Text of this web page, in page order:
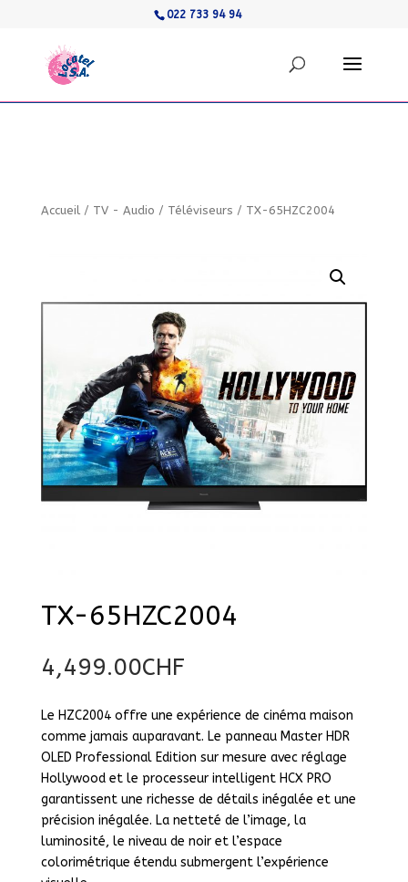
022 733 94 94
Accueil/ TV - Audio / Téléviseurs / TX-65HZC2004
TX-65HZC2004
4,499.00CHF
Le HZC2004 offre une expérience de cinéma maison
comme jamais auparavant. Le panneau Master HDR
OLED Professional Edition sur mesure avec réglage
Hollywood et le processeur intelligent HCX PRO
garantissent une richesse de détails inégalée et une
précision inégalée. La netteté de l’image, la
luminosité, le niveau de noir et l’espace
colorimétrique étendu submergent l’expérience